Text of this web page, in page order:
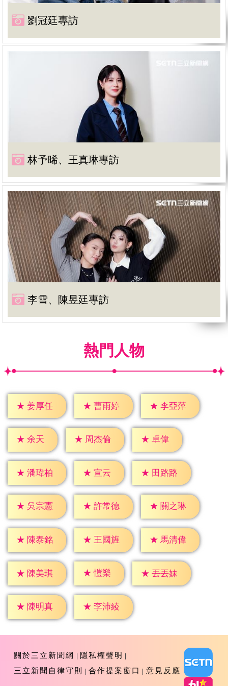
劉冠廷專訪
林予晞、王真琳專訪
李雪、陳昱廷專訪
熱門人物
★ 姜厚任 ★ 曹雨婷 ★ 李亞萍
★ 余天 ★ 周杰倫 ★ 卓偉
★ 潘瑋柏 ★ 宣云 ★ 田路路
★ 吳宗憲 ★ 許常德 ★ 關之琳
★ 陳泰銘 ★ 王國旌 ★ 馬清偉
★ 陳美琪 ★ 愷樂 ★ 丟丟妹
★ 陳明真 ★ 李沛綾
關於三立新聞網
隱私權聲明
三立新聞自律守則
合作提案窗口 意見反應